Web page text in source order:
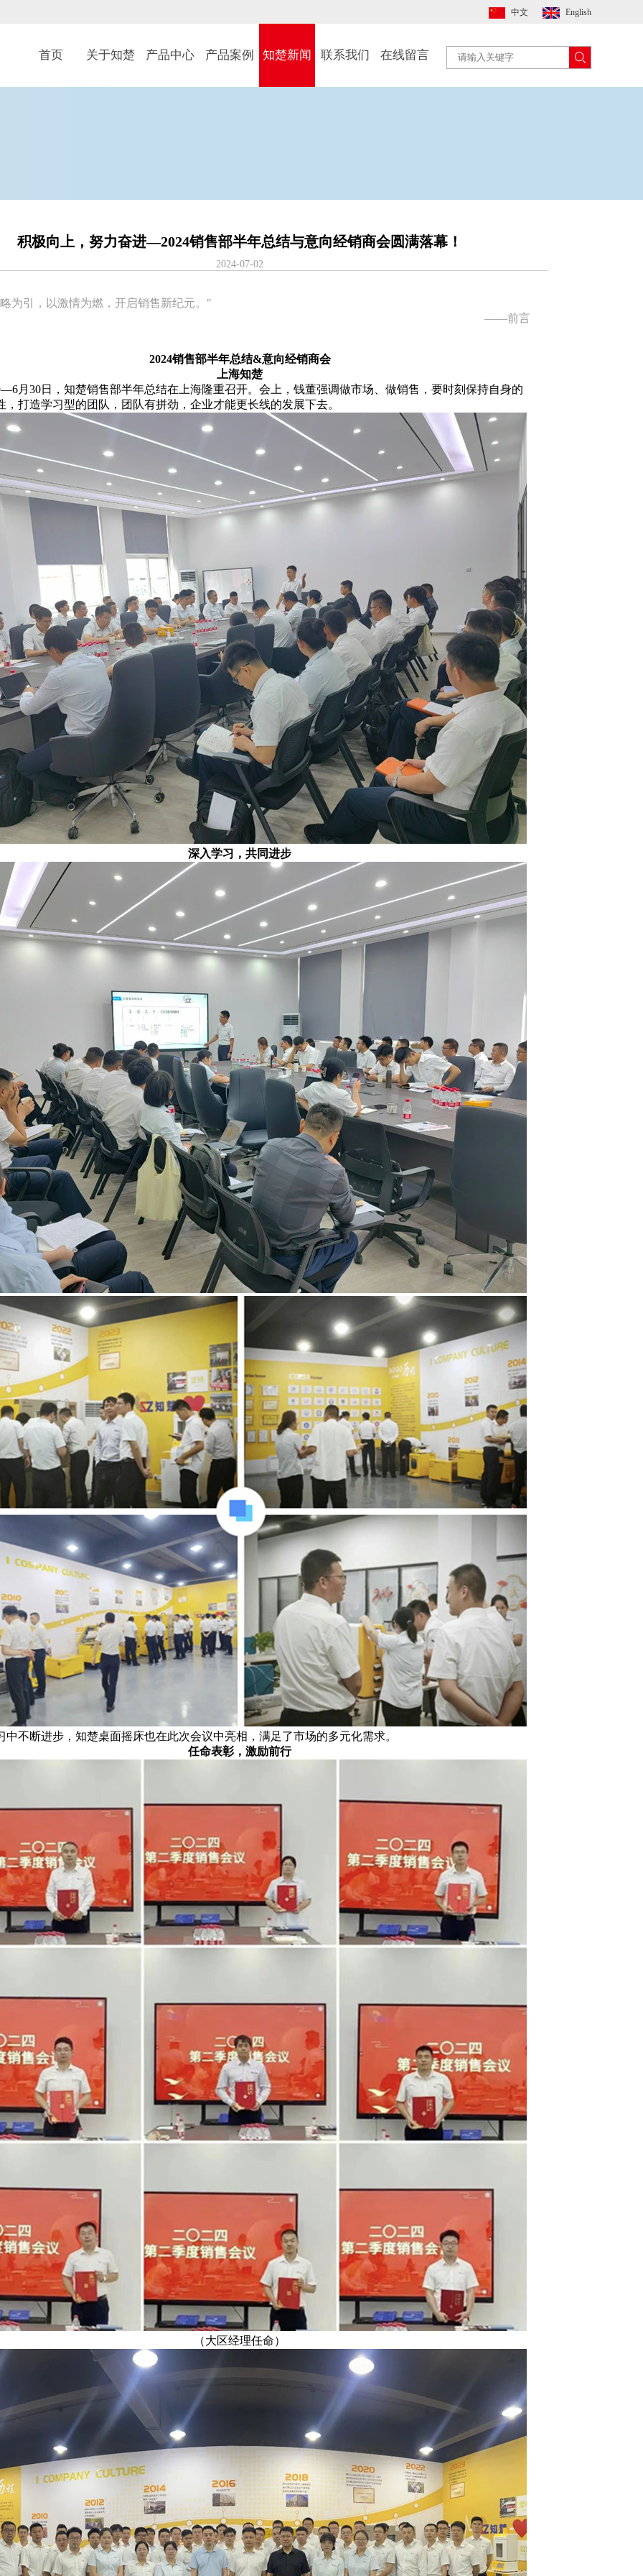
中文 English
首页 关于知楚 产品中心 产品案例 知楚新闻 联系我们 在线留言
积极向上，努力奋进—2024销售部半年总结与意向经销商会圆满落幕！
2024-07-02
为引，以激情为燃，开启销售新纪元。"
——前言
2024销售部半年总结&意向经销商会
上海知楚
30日，知楚销售部半年总结在上海隆重召开。会上，钱董强调做市场、做销售，要时刻保持自身的
，打造学习型的团队，团队有拼劲，企业才能更长线的发展下去。
深入学习，共同进步
中不断进步，知楚桌面摇床也在此次会议中亮相，满足了市场的多元化需求。
任命表彰，激励前行
（大区经理任命）